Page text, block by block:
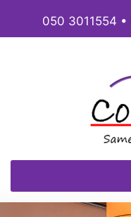
050 3011554 •